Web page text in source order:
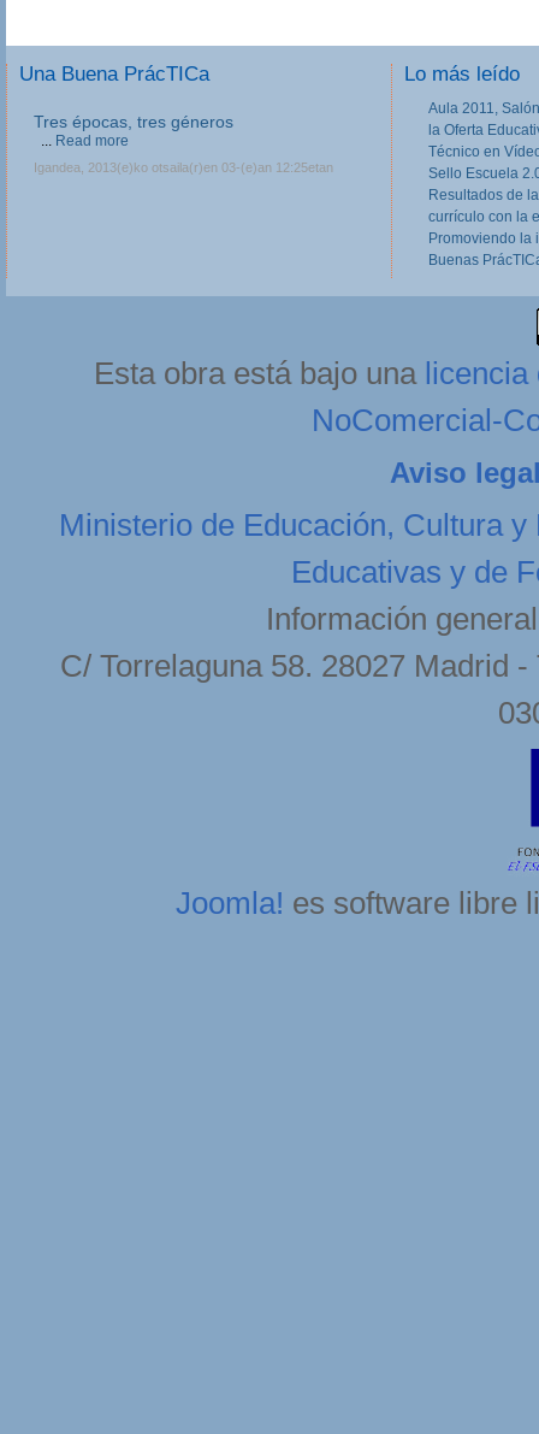
Una Buena PrácTICa
III Jornadas de movilidad europea en
Formación Profesional
Las III Jornadas Erasmus y Leonardo en
Formación Profesional, dirigidas a equipos
Lo más leído
Aula 2011,
la Oferta
Técnico en
Sello Escuela
Resultados de
currículo con la
Promoviendo la
Buenas
Esta obra está bajo una licencia
NoComercial-
Aviso
Ministerio de Educación, Cultura y
Educativas y de
Información
C/ Torrelaguna 58. 28027 Madrid
Joomla! es software libre